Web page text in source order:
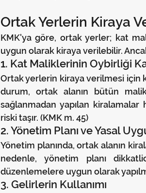
Ortak Yerlerin Kiraya
KMK'ya göre, ortak yerler; kat
uygun olarak kiraya verilebilir.
1. Kat Maliklerinin Oybirliği
Ortak yerlerin kiraya verilmesi için
durum, ortak alanın bütün
sağlanmadan yapılan
riski taşır. (KMK m. 45)
2. Yönetim Planı ve Yasal
Yönetim planında, ortak alanın
nedenle, yönetim planı
düzenlemelere uygun olarak
3. Gelirlerin Kullanımı